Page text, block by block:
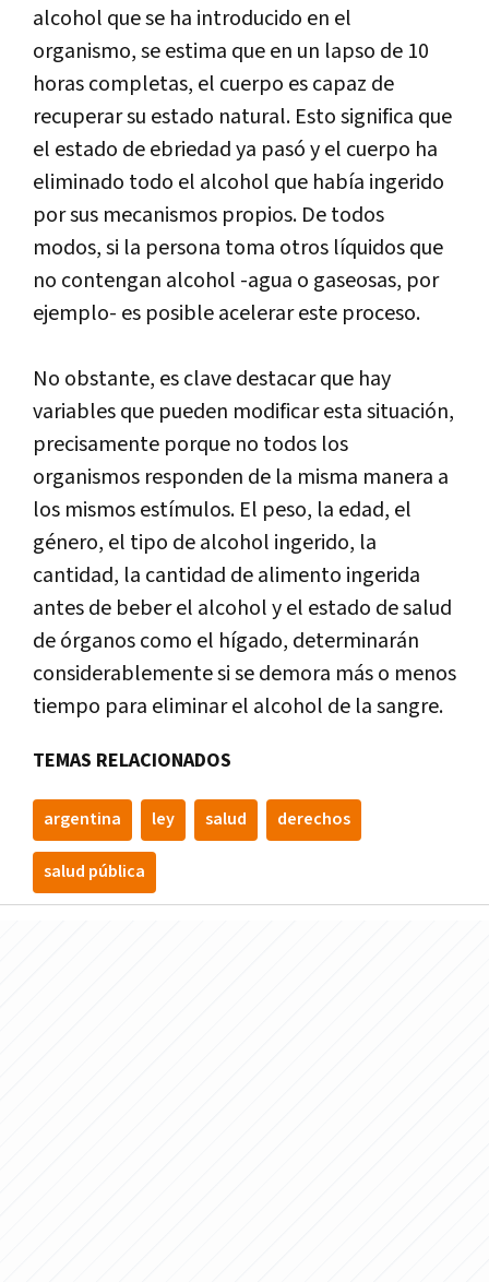
alcohol que se ha introducido en el
organismo, se estima que en un lapso de 10
horas completas, el cuerpo es capaz de
recuperar su estado natural. Esto significa que
el estado de ebriedad ya pasó y el cuerpo ha
eliminado todo el alcohol que había ingerido
por sus mecanismos propios. De todos
modos, si la persona toma otros líquidos que
no contengan alcohol -agua o gaseosas, por
ejemplo- es posible acelerar este proceso.
No obstante, es clave destacar que hay
variables que pueden modificar esta situación,
precisamente porque no todos los
organismos responden de la misma manera a
los mismos estímulos. El peso, la edad, el
género, el tipo de alcohol ingerido, la
cantidad, la cantidad de alimento ingerida
antes de beber el alcohol y el estado de salud
de órganos como el hígado, determinarán
considerablemente si se demora más o menos
tiempo para eliminar el alcohol de la sangre.
TEMAS RELACIONADOS
argentina ley salud derechos
salud pública